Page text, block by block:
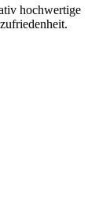
hochwertige